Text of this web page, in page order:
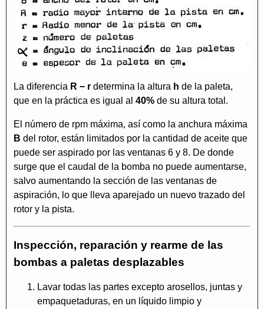
La diferencia R − r determina la altura h de la paleta,
que en la práctica es igual al 40% de su altura total.
El número de rpm máxima, así como la anchura máxima
B del rotor, están limitados por la cantidad de aceite que
puede ser aspirado por las ventanas 6 y 8. De donde
surge que el caudal de la bomba no puede aumentarse,
salvo aumentando la sección de las ventanas de
aspiración, lo que lleva aparejado un nuevo trazado del
rotor y la pista.
Inspección, reparación y rearme de las
bombas a paletas desplazables
Lavar todas las partes excepto arosellos, juntas y
empaquetaduras, en un líquido limpio y